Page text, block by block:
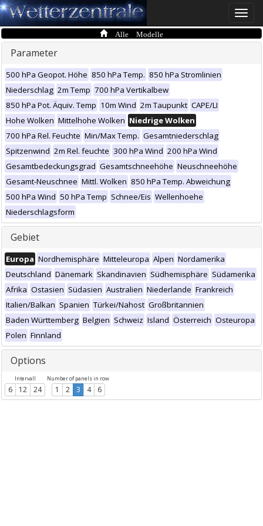
Toggle
Alle Modelle
Parameter
500 hPa Geopot. Höhe 850 hPa Temp. 850 hPa Stromlinien
Niederschlag 2m Temp 700 hPa Vertikalbew
850 hPa Pot. Äquiv. Temp 10m Wind 2m Taupunkt CAPE/LI
Hohe Wolken Mittelhohe Wolken Niedrige Wolken
700 hPa Rel. Feuchte Min/Max Temp. Gesamtniederschlag
Spitzenwind 2m Rel. feuchte 300 hPa Wind 200 hPa Wind
Gesamtbedeckungsgrad Gesamtschneehöhe Neuschneehöhe
Gesamt-Neuschnee Mittl. Wolken 850 hPa Temp. Abweichung
500 hPa Wind 50 hPa Temp Schnee/Eis Wellenhoehe
Niederschlagsform
Gebiet
Europa Nordhemisphäre Mitteleuropa Alpen Nordamerika
Deutschland Dänemark Skandinavien Südhemisphäre Südamerika
Afrika Ostasien Südasien Australien Niederlande Frankreich
Italien/Balkan Spanien Türkei/Nahost Großbritannien
Baden Württemberg Belgien Schweiz Island Österreich Osteuropa
Polen Finnland
Options
Intervall
6 12 24
Number of panels in row
1 2 3 4 6